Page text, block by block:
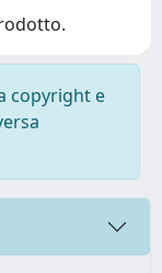
copyright e